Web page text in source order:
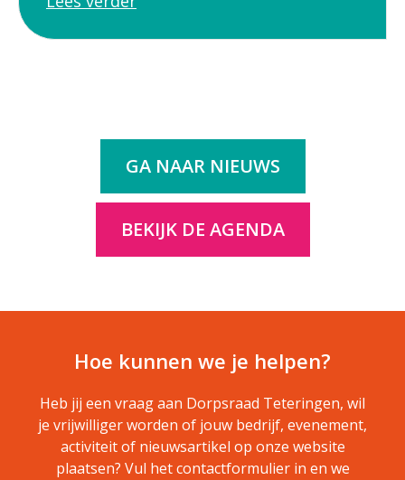
GA NAAR NIEUWS
BEKIJK DE AGENDA
Hoe kunnen we je helpen?
Heb jij een vraag aan Dorpsraad Teteringen, wil
je vrijwilliger worden of jouw bedrijf, evenement,
activiteit of nieuwsartikel op onze website
plaatsen? Vul het contactformulier in en we